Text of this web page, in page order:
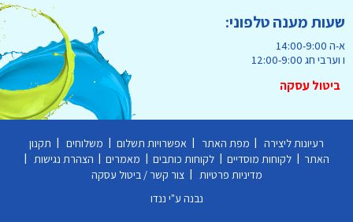
שעות מענה טלפוני:
א-ה 14:00-9:00
ו וערבי חג 12:00-9:00
ביטול עסקה
רעיונות ליצירה | מפת האתר | אפשרויות תשלום | משלוחים | תקנון
האתר | לקוחות מוסדיים | לקוחות כותבים | מאמרים | הצהרת נגישות |
מדיניות פרטיות | צור קשר / ביטול עסקה
נבנה ע"י ננדו